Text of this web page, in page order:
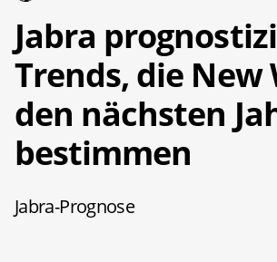
Jabra
Trends, die New
den nächsten
bestimmen
Jabra-Prognose